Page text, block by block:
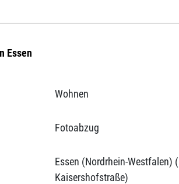
Essen
Wohnen
Fotoabzug
Essen (Nordrhein-Westfalen)
Kaisershofstraße)